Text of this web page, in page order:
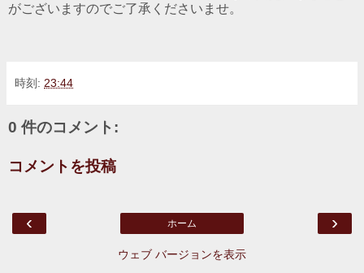
がございますのでご了承くださいませ。
時刻: 23:44
0 件のコメント:
コメントを投稿
‹ ›
ホーム
ウェブ バージョンを表示